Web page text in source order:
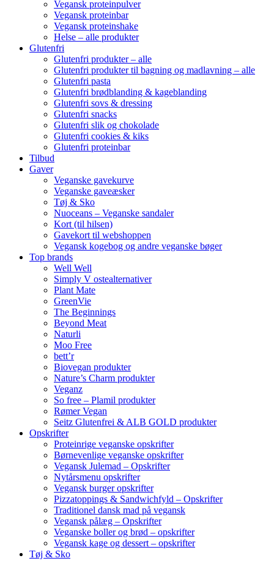
Vegansk proteinpulver
Vegansk proteinbar
Vegansk proteinshake
Helse – alle produkter
Glutenfri
Glutenfri produkter – alle
Glutenfri produkter til bagning og madlavning – alle
Glutenfri pasta
Glutenfri brødblanding & kageblanding
Glutenfri sovs & dressing
Glutenfri snacks
Glutenfri slik og chokolade
Glutenfri cookies & kiks
Glutenfri proteinbar
Tilbud
Gaver
Veganske gavekurve
Veganske gaveæsker
Tøj & Sko
Nuoceans – Veganske sandaler
Kort (til hilsen)
Gavekort til webshoppen
Vegansk kogebog og andre veganske bøger
Top brands
Well Well
Simply V ostealternativer
Plant Mate
GreenVie
The Beginnings
Beyond Meat
Naturli
Moo Free
bett’r
Biovegan produkter
Nature’s Charm produkter
Veganz
So free – Plamil produkter
Rømer Vegan
Seitz Glutenfrei & ALB GOLD produkter
Opskrifter
Proteinrige veganske opskrifter
Børnevenlige veganske opskrifter
Vegansk Julemad – Opskrifter
Nytårsmenu opskrifter
Vegansk burger opskrifter
Pizzatoppings & Sandwichfyld – Opskrifter
Traditionel dansk mad på vegansk
Vegansk pålæg – Opskrifter
Veganske boller og brød – opskrifter
Vegansk kage og dessert – opskrifter
Tøj & Sko